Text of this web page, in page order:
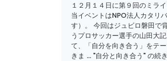
１２月１４日に第９回のミラ
当イベントはNPO法人カタリ
す）。 今回はジュビロ磐田で
うプロサッカー選手の山田大
て、「自分を向き合う」をテ
きま … "自分と向き合う" の続